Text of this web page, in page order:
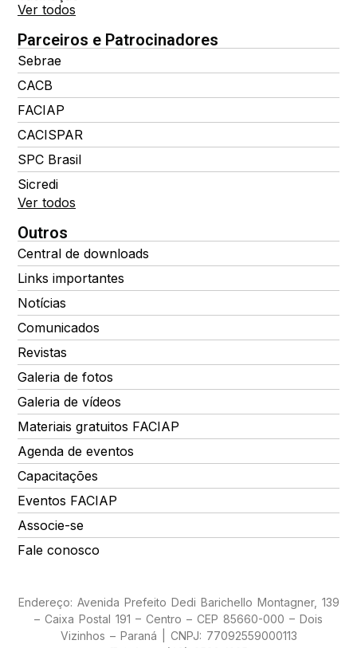
Ver todos
Parceiros e Patrocinadores
Sebrae
CACB
FACIAP
CACISPAR
SPC Brasil
Sicredi
Ver todos
Outros
Central de downloads
Links importantes
Notícias
Comunicados
Revistas
Galeria de fotos
Galeria de vídeos
Materiais gratuitos FACIAP
Agenda de eventos
Capacitações
Eventos FACIAP
Associe-se
Fale conosco
Endereço: Avenida Prefeito Dedi Barichello Montagner, 139
– Caixa Postal 191 – Centro – CEP 85660-000 – Dois
Vizinhos – Paraná | CNPJ: 77092559000113